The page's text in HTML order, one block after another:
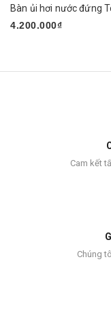
4.200.000₫
Cam kết
Chúng